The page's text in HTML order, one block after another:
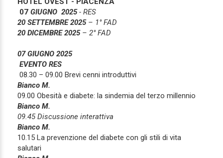
07 GIUGNO 2025- RES
20 SETTEMBRE 2025– 1° FAD
20 DICEMBRE 2025– 2° FAD
07 GIUGNO 2025
EVENTO RES
08.30 – 09.00 Brevi cenni introduttivi
Bianco M.
09.00 Obesità e diabete: la sindemia del terzo millennio
Bianco M.
09.45 Discussione interattiva
Bianco M.
10.15 La prevenzione del diabete con gli stili di vita
salutari